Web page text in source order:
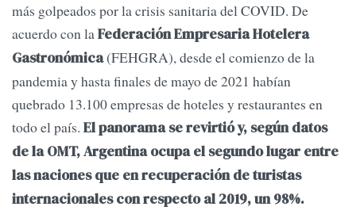
más golpeados por la crisis sanitaria del COVID. De
acuerdo con laFederación Empresaria Hotelera
Gastronómica(FEHGRA), desde el comienzo de la
pandemia y hasta finales de mayo de 2021 habían
quebrado 13.100 empresas de hoteles y restaurantes en
todo el país. El panorama se revirtió y, según datos
de la OMT, Argentina ocupa el segundo lugar entre
las naciones que en recuperación de turistas
internacionales con respecto al 2019, un 98%.